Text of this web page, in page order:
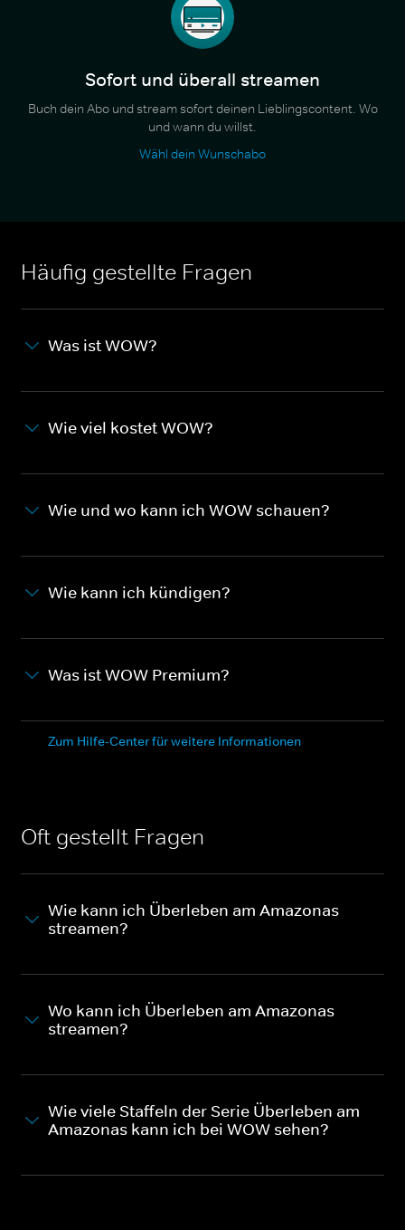
Sofort und überall streamen
Buch dein Abo und stream sofort deinen Lieblingscontent. Wo
und wann du willst.
Wähl dein Wunschabo
Häufig gestellte Fragen
Was ist WOW?
Wie viel kostet WOW?
Wie und wo kann ich WOW schauen?
Wie kann ich kündigen?
Was ist WOW Premium?
Zum Hilfe-Center für weitere Informationen
Oft gestellt Fragen
Wie kann ich Überleben am Amazonas
streamen?
Wo kann ich Überleben am Amazonas
streamen?
Wie viele Staffeln der Serie Überleben am
Amazonas kann ich bei WOW sehen?